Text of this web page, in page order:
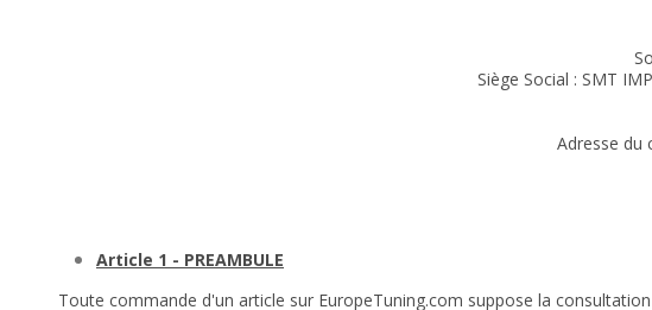
Siège Social : SMT
Adresse du
Article 1 - PREAMBULE
Toute commande d'un article sur EuropeTuning.com suppose la